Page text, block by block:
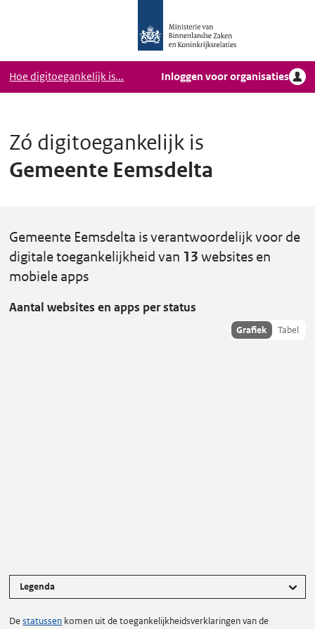
Ministerie
van
Binnenlandse
Zaken
en
Homepage
DigiToegankelijk
Hoe digitoegankelijk is... Inloggen voor organisaties
Zó digitoegankelijk is
Gemeente Eemsdelta
Gemeente Eemsdelta is verantwoordelijk voor de
digitale toegankelijkheid van 13 websites en
mobiele apps
Aantal websites en apps per status
Toon
Grafiek Tabel
Status van toegankelijkheid
Legenda
Destatussen komen uit de toegankelijkheidsverklaringen van de